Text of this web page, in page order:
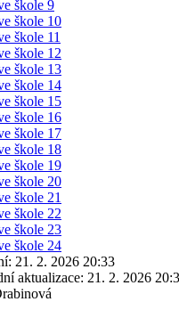
21. 2. 2026 20:33
aktualizace: 21. 2. 2026